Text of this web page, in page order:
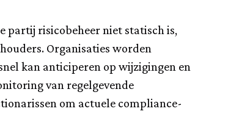
partij risicobeheer niet statisch is,
Organisaties worden
kan anticiperen op wijzigingen en
van regelgevende
om actuele compliance-